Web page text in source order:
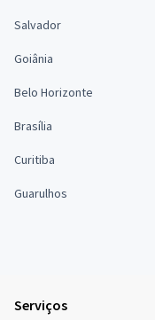
Salvador
Goiânia
Belo Horizonte
Brasília
Curitiba
Guarulhos
Serviços